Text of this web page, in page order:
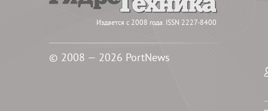
Издается с 2008 года. ISSN 2227-8400
© 2008 — 2026 PortNews